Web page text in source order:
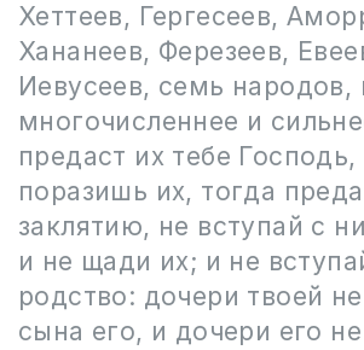
Хеттеев, Гергесеев,
Хананеев, Ферезеев,
Иевусеев, семь народов,
многочисленнее и
предаст их тебе
поразишь их, тогда
заклятию, не вступай с
и не щади их; и не
родство: дочери твоей
сына его, и дочери его